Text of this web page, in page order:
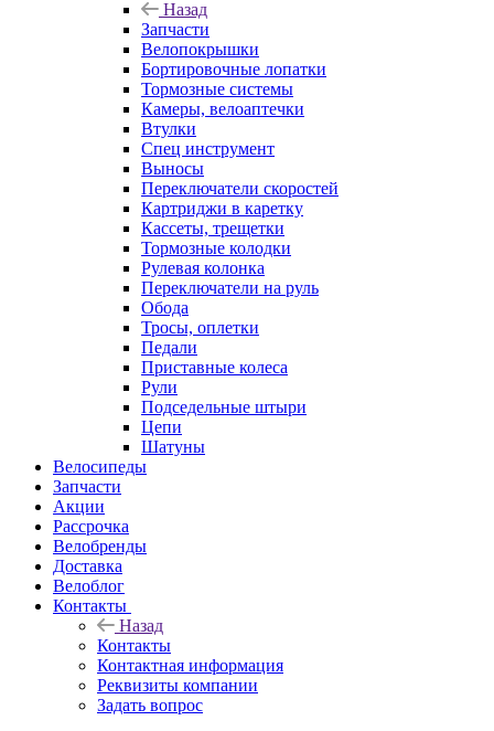
Назад
Запчасти
Велопокрышки
Бортировочные лопатки
Тормозные системы
Камеры, велоаптечки
Втулки
Спец инструмент
Выносы
Переключатели скоростей
Картриджи в каретку
Кассеты, трещетки
Тормозные колодки
Рулевая колонка
Переключатели на руль
Обода
Тросы, оплетки
Педали
Приставные колеса
Рули
Подседельные штыри
Цепи
Шатуны
Велосипеды
Запчасти
Акции
Рассрочка
Велобренды
Доставка
Велоблог
Контакты
Назад
Контакты
Контактная информация
Реквизиты компании
Задать вопрос